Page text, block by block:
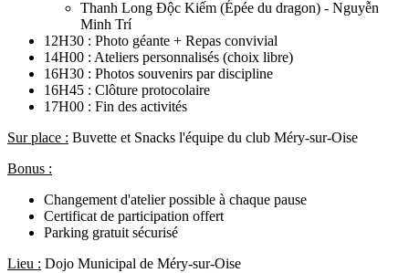
Thanh Long Độc Kiếm (Épée du dragon) - Nguyễn
Minh Trí
12H30 : Photo géante + Repas convivial
14H00 : Ateliers personnalisés (choix libre)
16H30 : Photos souvenirs par discipline
16H45 : Clôture protocolaire
17H00 : Fin des activités
Sur place : Buvette et Snacks l'équipe du club Méry-sur-Oise
Bonus :
Changement d'atelier possible à chaque pause
Certificat de participation offert
Parking gratuit sécurisé
Lieu : Dojo Municipal de Méry-sur-Oise